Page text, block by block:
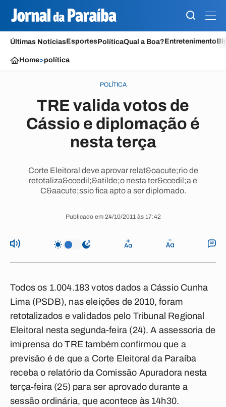
Últimas NotíciasEsportesPolíticaQual a Boa?Entretenimento
Home>política
POLÍTICA
TRE valida votos de
Cássio e diplomação é
nesta terça
Corte Eleitoral deve aprovar relat&oacute;rio de
retotaliza&ccedil;&atilde;o nesta ter&ccedil;a e
C&aacute;ssio fica apto a ser diplomado.
Publicado em 24/10/2011 às 17:42
Todos os 1.004.183 votos dados a Cássio Cunha
Lima (PSDB), nas eleições de 2010, foram
retotalizados e validados pelo Tribunal Regional
Eleitoral nesta segunda-feira (24). A assessoria de
imiprensa do TRE também confirmou que a
previsão é de que a Corte Eleitoral da Paraíba
receba o relatório da Comissão Apuradora nesta
terça-feira (25) para ser aprovado durante a
sessão ordinária, que acontece às 14h30.